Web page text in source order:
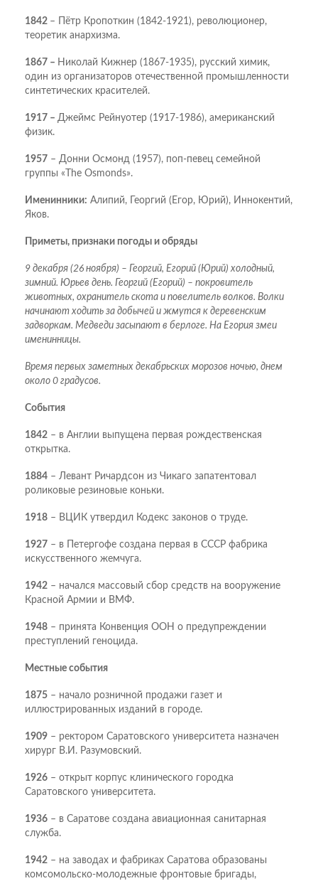
1842 – Пётр Кропоткин (1842-1921), революционер,
теоретик анархизма.
1867 – Николай Кижнер (1867-1935), русский химик,
один из организаторов отечественной промышленности
синтетических красителей.
1917 – Джеймс Рейнуотер (1917-1986), американский
физик.
1957 – Донни Осмонд (1957), поп-певец семейной
группы «The Osmonds».
Именинники: Алипий, Георгий (Егор, Юрий), Иннокентий,
Яков.
Приметы, признаки погоды и обряды
9 декабря (26 ноября) – Георгий, Егорий (Юрий) холодный,
зимний. Юрьев день. Георгий (Егорий) – покровитель
животных, охранитель скота и повелитель волков. Волки
начинают ходить за добычей и жмутся к деревенским
задворкам. Медведи засыпают в берлоге. На Егория змеи
именинницы.
Время первых заметных декабрьских морозов ночью, днем
около 0 градусов.
События
1842 – в Англии выпущена первая рождественская
открытка.
1884 – Левант Ричардсон из Чикаго запатентовал
роликовые резиновые коньки.
1918 – ВЦИК утвердил Кодекс законов о труде.
1927 – в Петергофе создана первая в СССР фабрика
искусственного жемчуга.
1942 – начался массовый сбор средств на вооружение
Красной Армии и ВМФ.
1948 – принята Конвенция ООН о предупреждении
преступлений геноцида.
Местные события
1875 – начало розничной продажи газет и
иллюстрированных изданий в городе.
1909 – ректором Саратовского университета назначен
хирург В.И. Разумовский.
1926 – открыт корпус клинического городка
Саратовского университета.
1936 – в Саратове создана авиационная санитарная
служба.
1942 – на заводах и фабриках Саратова образованы
комсомольско-молодежные фронтовые бригады,